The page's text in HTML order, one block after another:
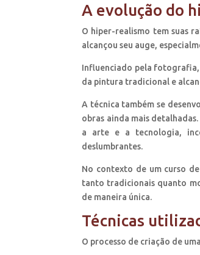
A evolução do
O hiper-realismo tem suas
alcançou seu auge,
Influenciado pela
da pintura tradicional e
A técnica também se
obras ainda mais
a arte e a tecnologia,
deslumbrantes.
No contexto de um curso
tanto tradicionais quanto
de maneira única.
Técnicas
O processo de criação de